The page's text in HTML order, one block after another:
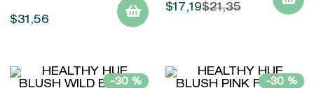
$31 ,56
$17 ,19$21,35
-30 % -30 %